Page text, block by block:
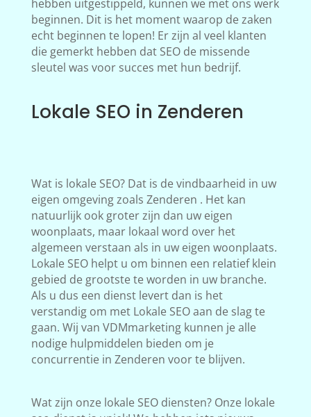
hebben uitgestippeld, kunnen we met ons werk
beginnen. Dit is het moment waarop de zaken
echt beginnen te lopen! Er zijn al veel klanten
die gemerkt hebben dat SEO de missende
sleutel was voor succes met hun bedrijf.
Lokale SEO in Zenderen
Wat is lokale SEO? Dat is de vindbaarheid in uw
eigen omgeving zoals Zenderen . Het kan
natuurlijk ook groter zijn dan uw eigen
woonplaats, maar lokaal word over het
algemeen verstaan als in uw eigen woonplaats.
Lokale SEO helpt u om binnen een relatief klein
gebied de grootste te worden in uw branche.
Als u dus een dienst levert dan is het
verstandig om met Lokale SEO aan de slag te
gaan. Wij van VDMmarketing kunnen je alle
nodige hulpmiddelen bieden om je
concurrentie in Zenderen voor te blijven.
Wat zijn onze lokale SEO diensten? Onze lokale